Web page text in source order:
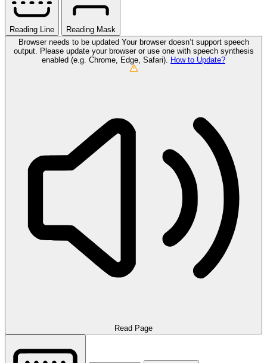
Reading Line
Reading Mask
Browser needs to be updated Your browser doesn’t support speech
output. Please update your browser or use one with speech synthesis
enabled (e.g. Chrome, Edge, Safari).
How to Update?
Read Page